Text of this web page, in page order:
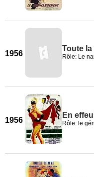
1956
Toute
Rôle: Le
1956
En
Rôle: le